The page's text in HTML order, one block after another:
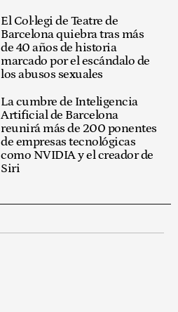
El Col·legi de Teatre de
Barcelona quiebra tras más
de 40 años de historia
marcado por el escándalo de
los abusos sexuales
La cumbre de Inteligencia
Artificial de Barcelona
reunirá más de 200 ponentes
de empresas tecnológicas
como NVIDIA y el creador de
Siri